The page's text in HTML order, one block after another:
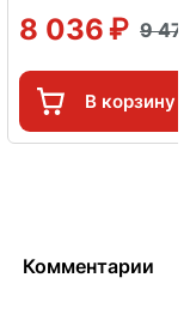
8 036 9
В корзину
Комментарии